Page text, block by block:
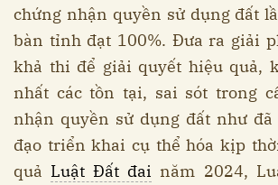
chứng nhận quyền sử dụng đất
bàn tỉnh đạt 100%. Đưa ra giải
khả thi để giải quyết hiệu quả,
nhất các tồn tại, sai sót trong
nhận quyền sử dụng đất như
đạo triển khai cụ thể hóa kịp
quả Luật Đất đai năm 2024,